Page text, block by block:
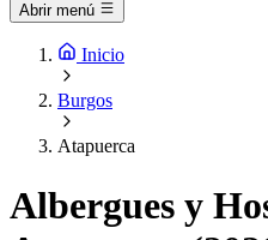
Abrir menú
Inicio
Burgos
Atapuerca
Albergues y